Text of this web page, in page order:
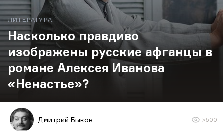
ЛИТЕРАТУРА
Насколько правдиво
изображены русские афганцы в
романе Алексея Иванова
«Ненастье»?
Дмитрий Быков >500